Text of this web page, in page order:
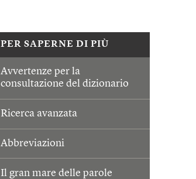
PER SAPERNE DI PIÙ
Avvertenze per la
consultazione del dizionario
Ricerca avanzata
Abbreviazioni
Il gran mare delle parole